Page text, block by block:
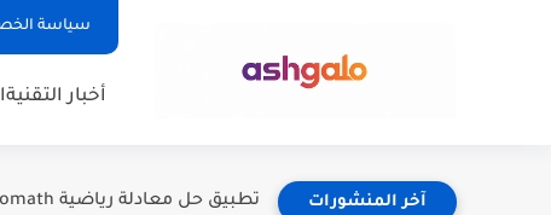
سياسة
أخبار التقنية
آخر المنشورات تطبيق حل معادلة رياضية Photomath: دليلك الشامل لفهم الرياضيات بسهولة